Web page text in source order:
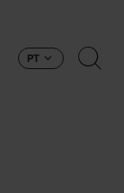
PT